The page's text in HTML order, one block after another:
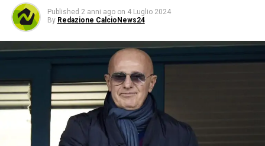
Published 2 anni ago on 4 Luglio 2024
By Redazione CalcioNews24